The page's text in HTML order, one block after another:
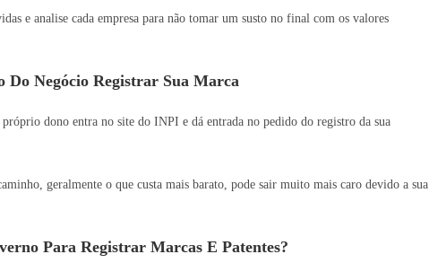
e analise cada empresa para não tomar um susto no final com os valores
Do Negócio Registrar Sua Marca
próprio dono entra no site do INPI e dá entrada no pedido do registro da sua
geralmente o que custa mais barato, pode sair muito mais caro devido a sua
Para Registrar Marcas E Patentes?